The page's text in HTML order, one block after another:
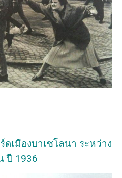
เมืองบาเซโลนา ระหว่าง
ปี 1936